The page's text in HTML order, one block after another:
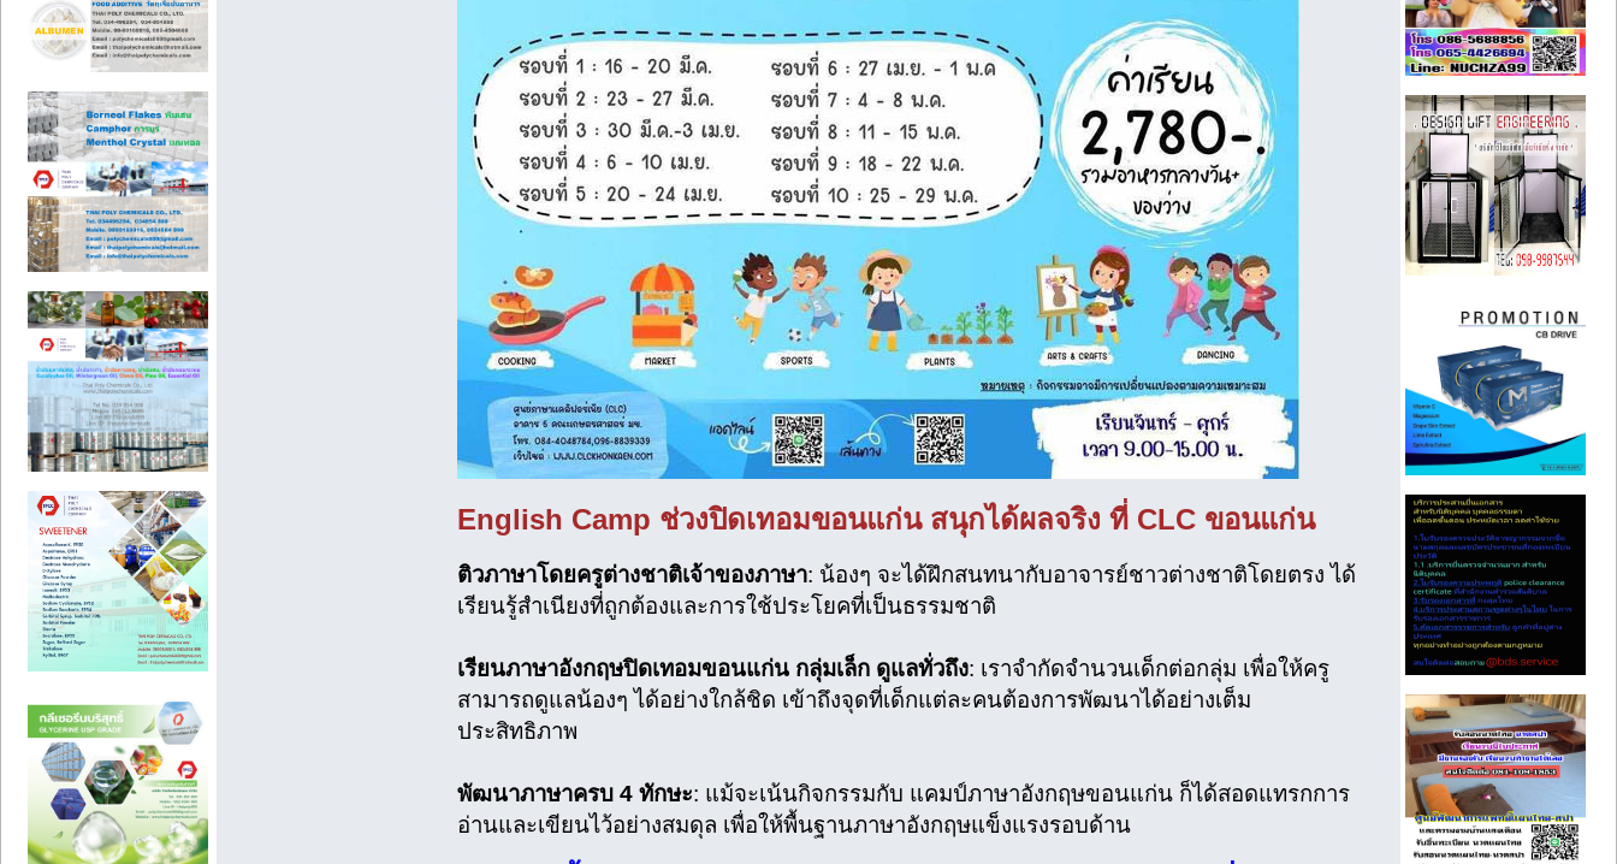
English Camp ช่วงปิดเทอมขอนแก่น สนุกได้ผลจริง ที่ CLC ขอนแก่น
ติวภาษาโดยครูต่างชาติเจ้าของภาษา: น้องๆ จะได้ฝึกสนทนากับอาจารย์ชาวต่างชาติโดยตรง ได้
เรียนรู้สำเนียงที่ถูกต้องและการใช้ประโยคที่เป็นธรรมชาติ
เรียนภาษาอังกฤษปิดเทอมขอนแก่น กลุ่มเล็ก ดูแลทั่วถึง: เราจำกัดจำนวนเด็กต่อกลุ่ม เพื่อให้ครู
สามารถดูแลน้องๆ ได้อย่างใกล้ชิด เข้าถึงจุดที่เด็กแต่ละคนต้องการพัฒนาได้อย่างเต็ม
ประสิทธิภาพ
พัฒนาภาษาครบ 4 ทักษะ: แม้จะเน้นกิจกรรมกับ แคมป์ภาษาอังกฤษขอนแก่น ก็ได้สอดแทรกการ
อ่านและเขียนไว้อย่างสมดุล เพื่อให้พื้นฐานภาษาอังกฤษแข็งแรงรอบด้าน